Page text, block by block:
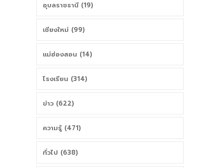
อุบลราชธานี (19)
เชียงใหม่ (99)
แม่ฮ่องสอน (14)
โรงเรียน (314)
ข่าว (622)
ความรู้ (471)
ทั่วไป (638)